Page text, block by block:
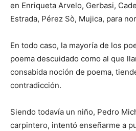
en Enriqueta Arvelo, Gerbasi,
Estrada, Pérez Sò, Mujica, para
En todo caso, la mayoría de los
poema descuidado como al que
consabida noción de poema,
contradicción.
Siendo todavía un niño, Pedro
carpintero, intentó enseñarme a